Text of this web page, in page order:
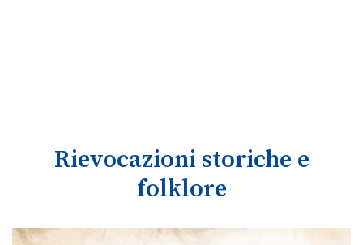
Rievocazioni storiche e
folklore